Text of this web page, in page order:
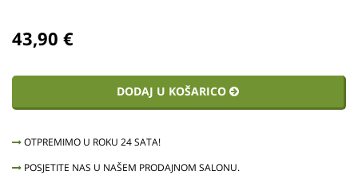
43,90 €
DODAJ U KOŠARICO
OTPREMIMO U ROKU 24 SATA!
POSJETITE NAS U NAŠEM PRODAJNOM SALONU.